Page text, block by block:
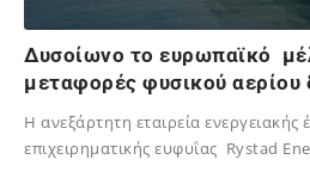
Δυσοίωνο το ευρωπαϊκό
μεταφορές φυσικού αερίου
H ανεξάρτητη εταιρεία ενεργειακής
επιχειρηματικής ευφυΐας Rystad